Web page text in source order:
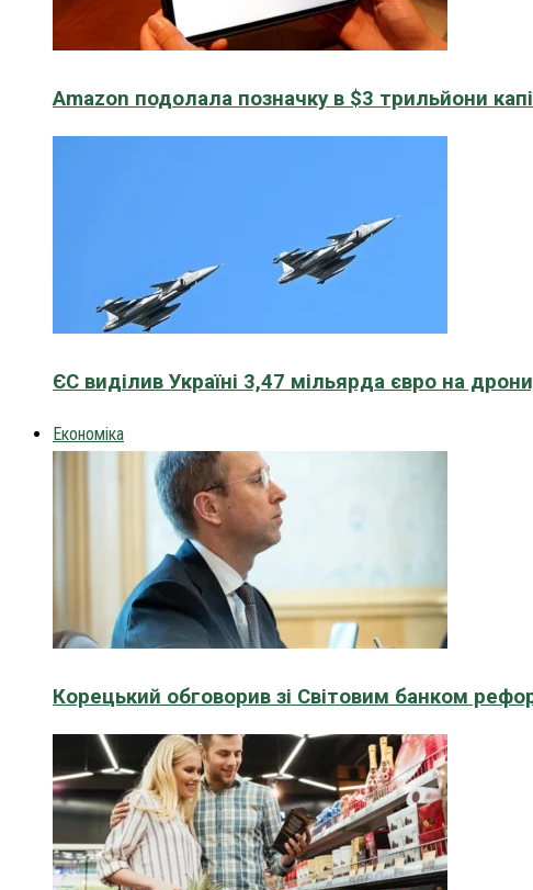
Amazon подолала позначку в $3 трильйони
ЄС виділив Україні 3,47 мільярда євро на
Економіка
Корецький обговорив зі Світовим банком